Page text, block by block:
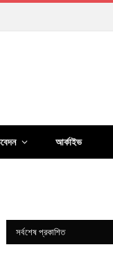
আর্কাইভ
সর্বশেষ প্রকাশিত